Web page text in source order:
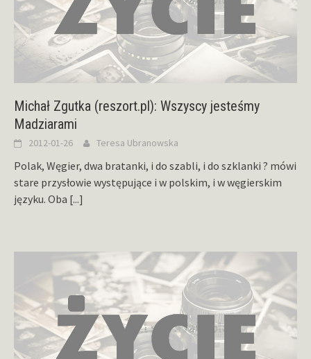
Michał Zgutka (reszort.pl): Wszyscy jesteśmy
Madziarami
2012-01-26 Teresa Ubranowska
Polak, Węgier, dwa bratanki, i do szabli, i do szklanki ? mówi
stare przysłowie występujące i w polskim, i w węgierskim
języku. Oba [...]